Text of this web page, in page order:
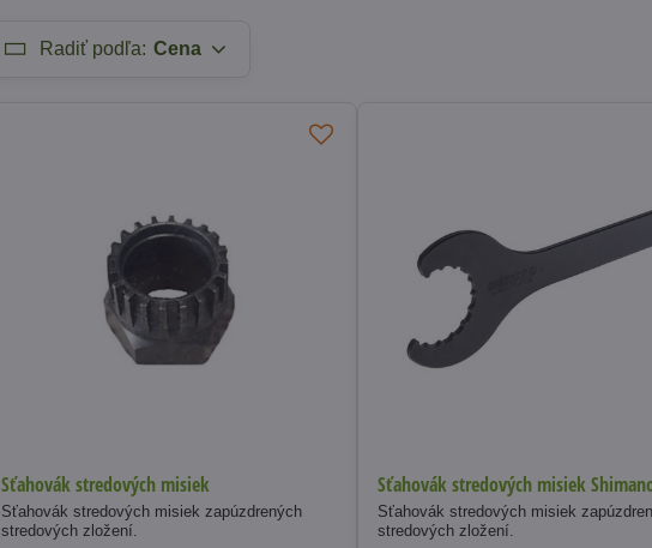
Radiť podľa: Cena
Sťahovák stredových misiek
Sťahovák stredových misiek zapúzdrených
stredových zložení.
Sťahovák stredových misiek
Sťahovák stredových misiek
stredových zložení.